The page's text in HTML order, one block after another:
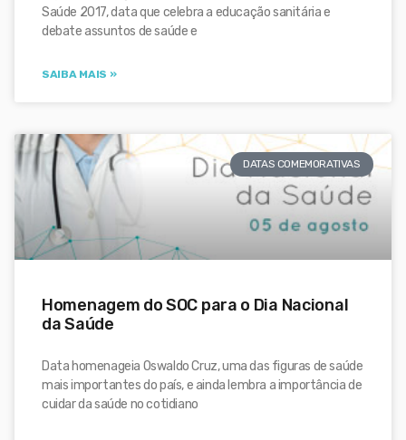
Saúde 2017, data que celebra a educação sanitária e
debate assuntos de saúde e
SAIBA MAIS »
DATAS COMEMORATIVAS
Homenagem do SOC para o Dia Nacional
da Saúde
Data homenageia Oswaldo Cruz, uma das figuras de saúde
mais importantes do país, e ainda lembra a importância de
cuidar da saúde no cotidiano